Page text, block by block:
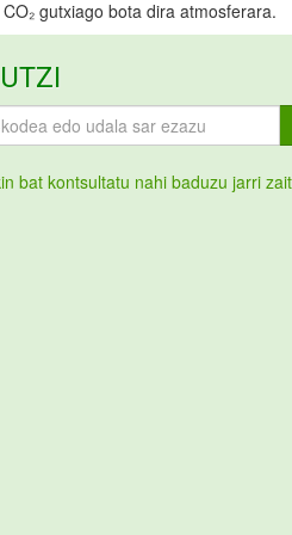
gutxiago bota dira atmosferara.
bat kontsultatu nahi baduzu jarri